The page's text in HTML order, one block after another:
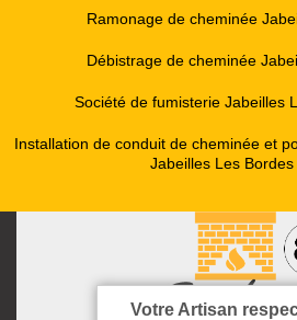
Ramonage de cheminée
Débistrage de cheminée
Société de fumisterie Jabeilles
Installation de conduit de cheminée et
Jabeilles Les
Votre Artisan